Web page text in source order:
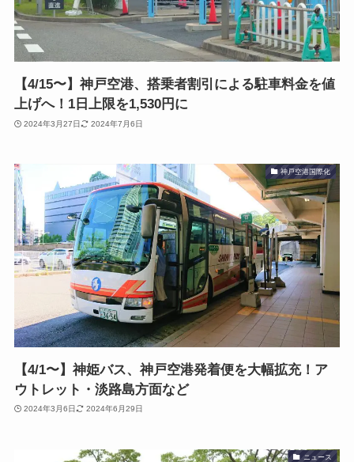
【4/15〜】神戸空港、搭乗者割引による駐車料金を値
上げへ！1日上限を1,530円に
2024年3月27日 2024年7月6日
神戸空港国際化
【4/1〜】神姫バス、神戸空港発着便を大幅拡充！ア
ウトレット・淡路島方面など
2024年3月6日 2024年6月29日
ニュース